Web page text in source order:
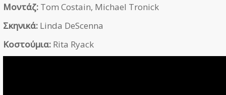
Μοντάζ: Tom Costain, Michael Tronick
Σκηνικά: Linda DeScenna
Κοστούμια: Rita Ryack